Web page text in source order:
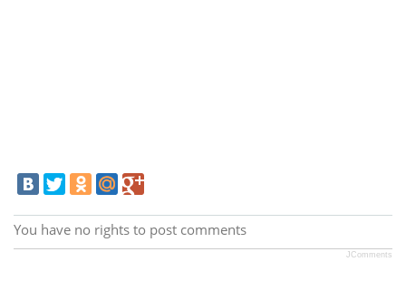
You have no rights to post comments
JComments